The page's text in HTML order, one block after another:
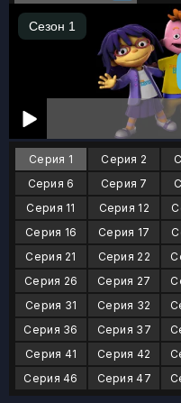
Серия 1 Серия 2
Серия 6
Серия 7
Серия 11
Серия 12
Серия 16
Серия 17
Серия 21
Серия 22
Серия 26
Серия 27
Серия 31
Серия 32
Серия 36
Серия 37
Серия 41
Серия 42
Серия 46
Серия 47